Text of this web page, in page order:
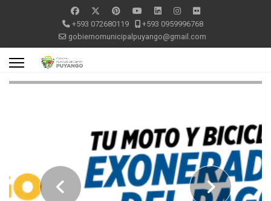
+593 072680119
+593 0959996768
gobiernomunicipalpuyango@gmail.com